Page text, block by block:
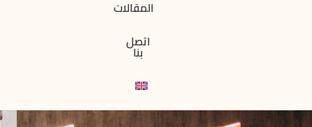
المقالات
اتصل
بنا